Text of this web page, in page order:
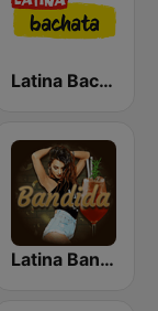
Latina Bachata
Latina Bandida!